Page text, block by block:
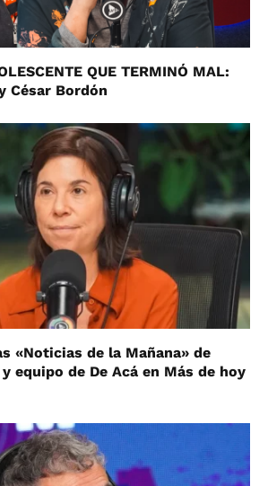
QUE TERMINÓ MAL:
César Bordón
«Noticias de la Mañana» de
equipo de De Acá en Más de hoy